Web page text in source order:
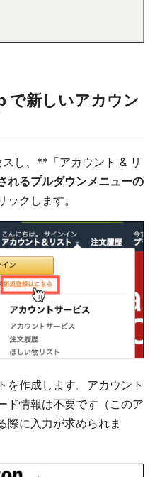
新しいアカウン
スし、**「アカウント & リ
れるプルダウンメニューの
ックします。
を作成します。アカウント
ド情報は不要です（このア
際に入力が求められま